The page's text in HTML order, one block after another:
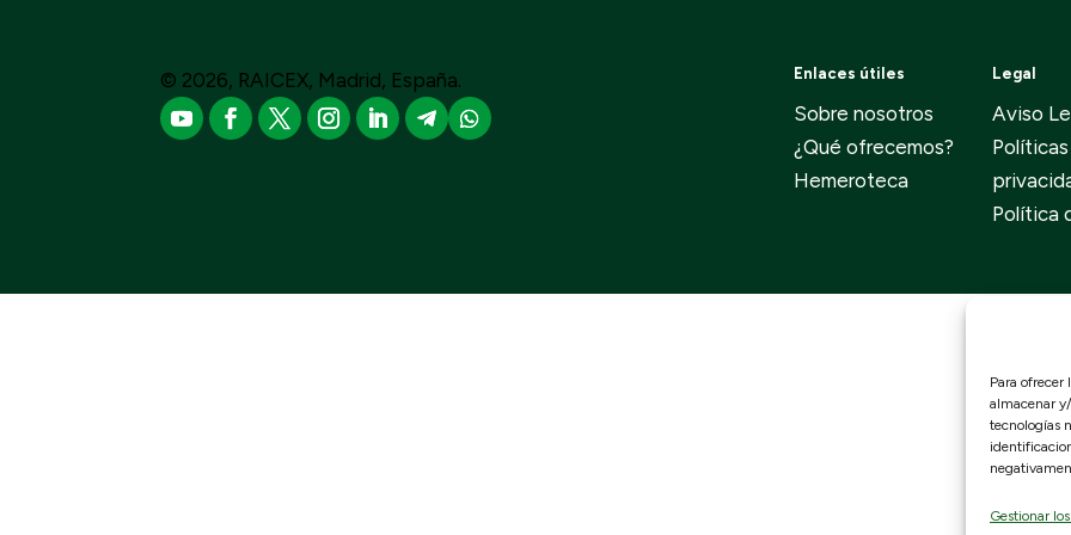
Para ofrecer
almacenar
tecnologías
Gestionar
© 2026, RAICEX, Madrid, España. Enlaces útiles
Sobre nosotros
¿Qué ofrecemos?
Hemeroteca
Legal
Aviso
Política